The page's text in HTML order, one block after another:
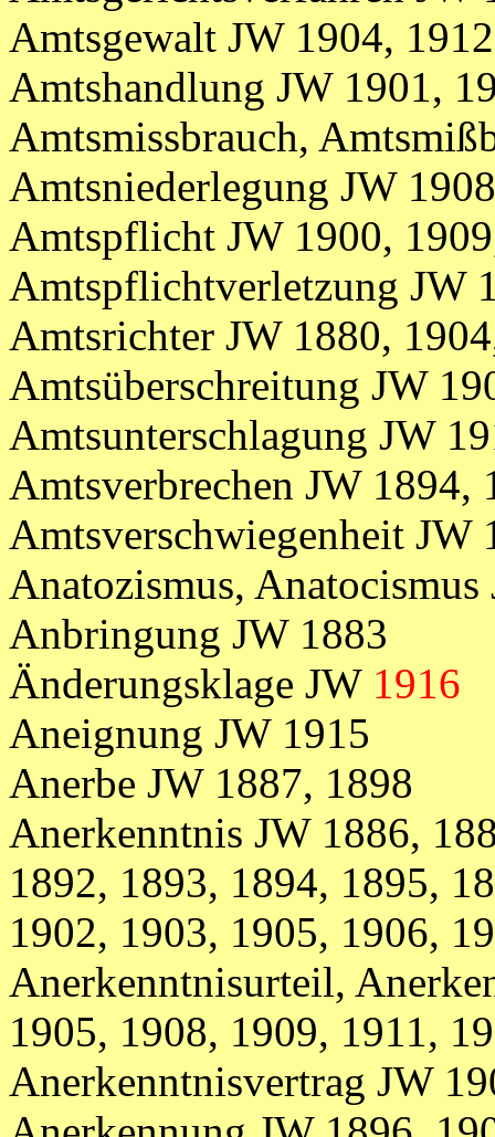
Amtsgewalt JW 1904,
Amtshandlung JW 1901,
Amtsmissbrauch,
Amtsniederlegung JW 1908
Amtspflicht JW 1900,
Amtspflichtverletzung JW
Amtsrichter JW 1880,
Amtsüberschreitung JW
Amtsunterschlagung JW
Amtsverbrechen JW 1894,
Amtsverschwiegenheit
Anatozismus, Anatocismus
Anbringung JW 1883
Änderungsklage JW 1916
Aneignung JW 1915
Anerbe JW 1887, 1898
Anerkenntnis JW 1886,
1892, 1893, 1894, 1895,
1902, 1903, 1905, 1906,
Anerkenntnisurteil,
1905, 1908, 1909, 1911,
Anerkenntnisvertrag JW